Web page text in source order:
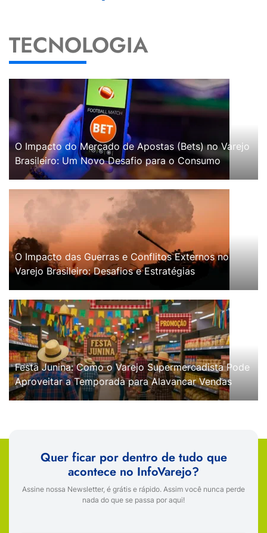
TECNOLOGIA
O Impacto do Mercado de Apostas (Bets) no Varejo
Brasileiro: Um Novo Desafio para o Consumo
O Impacto das Guerras e Conflitos Externos no
Varejo Brasileiro: Desafios e Estratégias
Festa Junina: Como o Varejo Supermercadista Pode
Aproveitar a Temporada para Alavancar Vendas
Quer ficar por dentro de tudo que
acontece no InfoVarejo?
Assine nossa Newsletter, é grátis e rápido. Assim você nunca perde
nada do que se passa por aqui!